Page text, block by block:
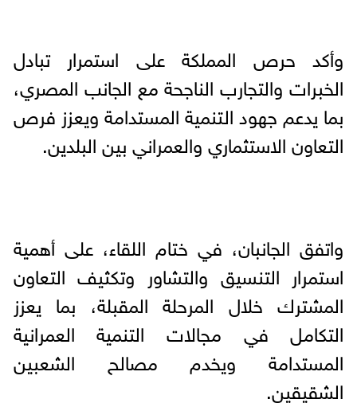
وأكد حرص المملكة على استمرار تبادل
الخبرات والتجارب الناجحة مع الجانب المصري،
بما يدعم جهود التنمية المستدامة ويعزز فرص
التعاون الاستثماري والعمراني بين البلدين.
واتفق الجانبان، في ختام اللقاء، على أهمية
استمرار التنسيق والتشاور وتكثيف التعاون
المشترك خلال المرحلة المقبلة، بما يعزز
التكامل في مجالات التنمية العمرانية
المستدامة ويخدم مصالح الشعبين
الشقيقين.